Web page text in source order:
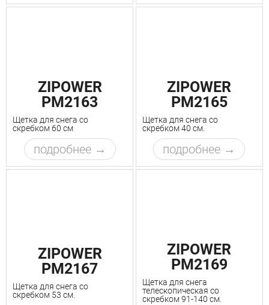
ZIPOWER
PM2163
Щетка для снега со
скребком 60 cм
подробнее
ZIPOWER
PM2165
Щетка для снега со
скребком 40 см.
подробнее
ZIPOWER
PM2167
Щетка для снега со
скребком 53 см.
ZIPOWER
PM2169
Щетка для снега
телескопическая со
скребком 91-140 см.